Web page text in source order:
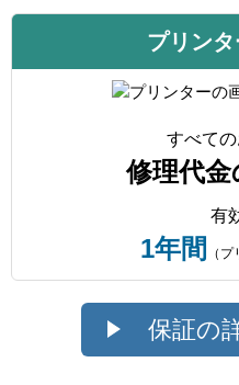
プリン
すべて
修理代
有
1年間 （
保証の